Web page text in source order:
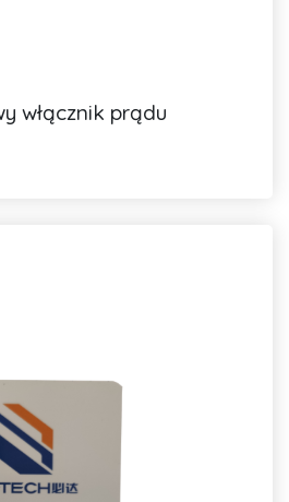
włącznik prądu